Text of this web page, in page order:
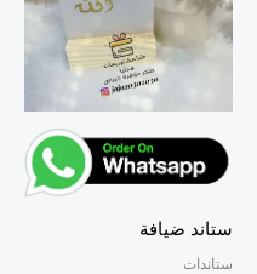
ستاند ضيافة
ستاندات